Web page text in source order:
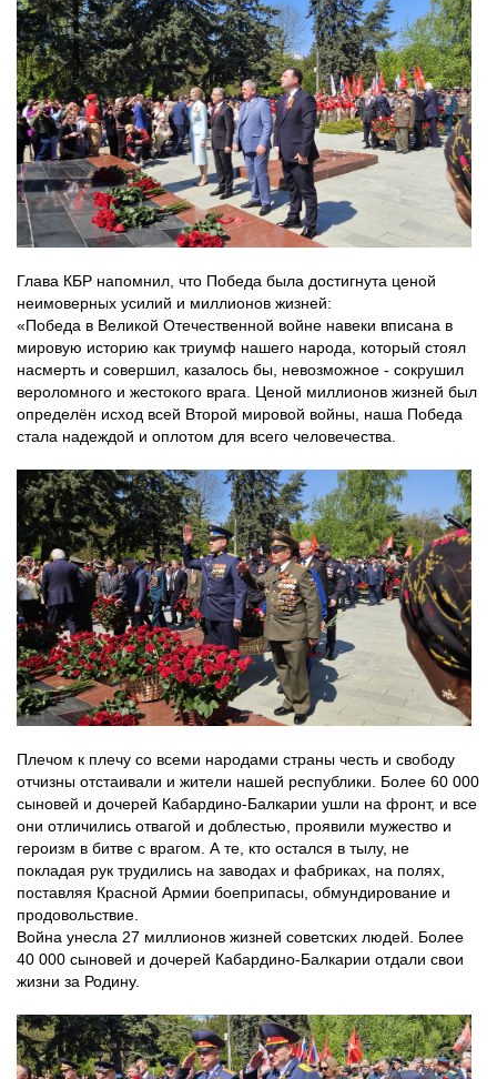
Глава КБР напомнил, что Победа была достигнута ценой
неимоверных усилий и миллионов жизней:
«Победа в Великой Отечественной войне навеки вписана в
мировую историю как триумф нашего народа, который стоял
насмерть и совершил, казалось бы, невозможное - сокрушил
вероломного и жестокого врага. Ценой миллионов жизней был
определён исход всей Второй мировой войны, наша Победа
стала надеждой и оплотом для всего человечества.
Плечом к плечу со всеми народами страны честь и свободу
отчизны отстаивали и жители нашей республики. Более 60 000
сыновей и дочерей Кабардино-Балкарии ушли на фронт, и все
они отличились отвагой и доблестью, проявили мужество и
героизм в битве с врагом. А те, кто остался в тылу, не
покладая рук трудились на заводах и фабриках, на полях,
поставляя Красной Армии боеприпасы, обмундирование и
продовольствие.
Война унесла 27 миллионов жизней советских людей. Более
40 000 сыновей и дочерей Кабардино-Балкарии отдали свои
жизни за Родину.